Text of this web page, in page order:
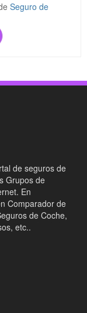
Seguro de
de seguros de
Grupos de
En
Comparador de
de Coche,
etc..